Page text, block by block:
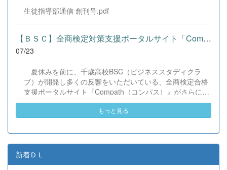
葉や国境を超えて笑顔で交流を深めました。 主催者の方か
らは、「国籍や年齢を問わず笑顔で寄り添い、自分で考え
て動く姿が素晴らしい。異文化理解のマインドが自然と身
についている」と、賞賛の声をいただきました！ 教室の中
だけでなく、地域や世界という広いフィールドで本領を発
姿に、誇らしさでいっぱいです。 教養科生、どんどん外へ
飛び出そう！ その温かい心と行動力を磨き、世界を笑顔に
する魅力的な人材へ成長していく皆さんを応援していま
す！
生徒指導部通信 創刊号.pdf
【ＢＳＣ】全商検定対策支援ポータルサイト「Compath（コンパス）...
07/23
夏休みを前に、千歳高校BSC（ビジネススタディクラ
ブ）が開発し多くの反響をいただいている、全商検定合格
支援ポータルサイト『Compath（コンパス）』がさらにバ
ージョンアップいたしました。 今回もユーザーの皆様か
らいただいたアンケートのご意見をもとに、BSC部員のプ
の実装までを行いました。今回のアップデートでは、ビジ
ネス計算・簿記・ビジネス文書・情報処理・商業経済・財
務分析・ビジネスコミュニケーションなど各ジャンルに及
もっと見る
新着ＤＬ